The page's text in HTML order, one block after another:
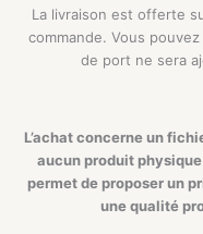
La livraison est offerte
commande. Vous
de port ne sera
L’achat concerne un
aucun produit
permet de proposer un
une qualité